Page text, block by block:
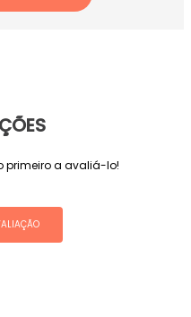
primeiro a avaliá-lo!